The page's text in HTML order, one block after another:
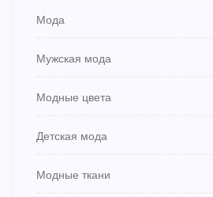
Мода
Мужская мода
Модные цвета
Детская мода
Модные ткани